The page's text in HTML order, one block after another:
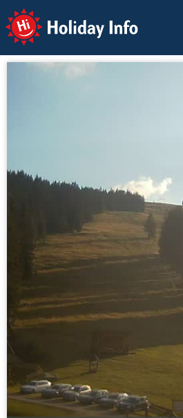
Holiday Info